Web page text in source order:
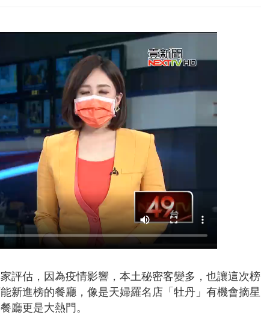
10.8億」 名律師聯手掮客騙買「B...
評估，因為疫情影響，本土秘密客變多，也讓這次榜
新進榜的餐廳，像是天婦羅名店「牡丹」有機會摘星
廳更是大熱門。